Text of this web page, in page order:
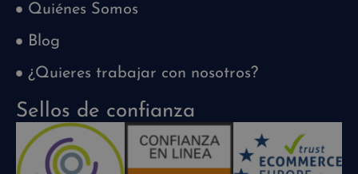
Quiénes Somos
Blog
¿Quieres trabajar con nosotros?
Sellos de confianza